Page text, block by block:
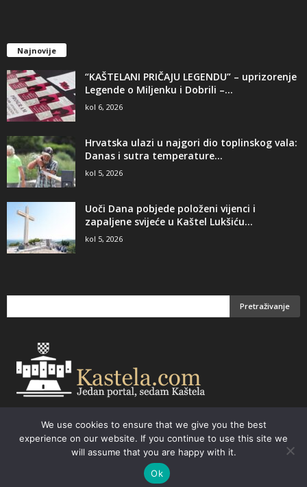
Najnovije
“KAŠTELANI PRIČAJU LEGENDU” – uprizorenje
Legende o Miljenku i Dobrili –...
kol 6, 2026
Hrvatska ulazi u najgori dio toplinskog vala:
Danas i sutra temperature...
kol 5, 2026
Uoči Dana pobjede položeni vijenci i
zapaljene svijeće u Kaštel Lukšiću...
kol 5, 2026
kastela@kastela.com Tel: +385 21 232-437 Izrada web stranica,
prodaja informatičke opreme. Vaš izbor –
Parchy Computers
We use cookies to ensure that we give you the best
experience on our website. If you continue to use this site we
will assume that you are happy with it.
Ok